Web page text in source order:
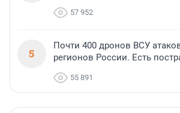
57 952
5
Почти 400 дронов ВСУ
регионов России. Есть
55 891